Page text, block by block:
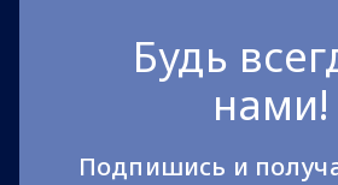
Будь
нами!
Подпишись и